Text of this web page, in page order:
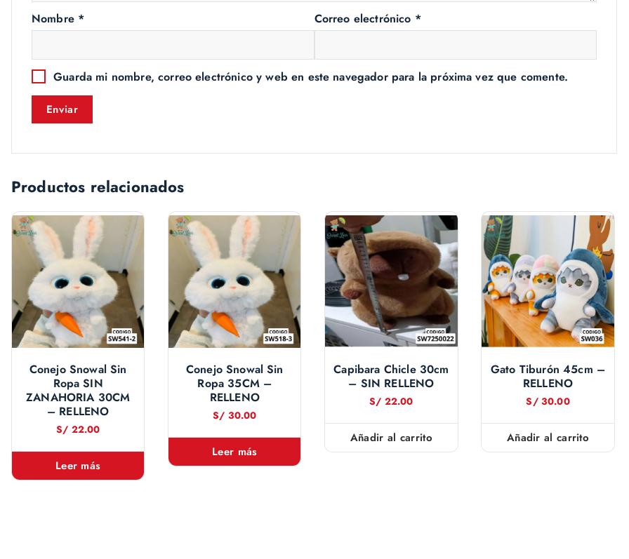
Nombre * Correo electrónico *
Guarda mi nombre, correo electrónico y web en este navegador para la próxima vez que comente.
Productos relacionados
Conejo Snowal Sin
Ropa SIN
ZANAHORIA 30CM
– RELLENO
S/ 22.00
Leer más
Conejo Snowal Sin
Ropa 35CM –
RELLENO
S/ 30.00
Leer más
Capibara Chicle 30cm
– SIN RELLENO
S/ 22.00
Añadir al carrito
Gato Tiburón 45cm –
RELLENO
S/30.00
Añadir al carrito